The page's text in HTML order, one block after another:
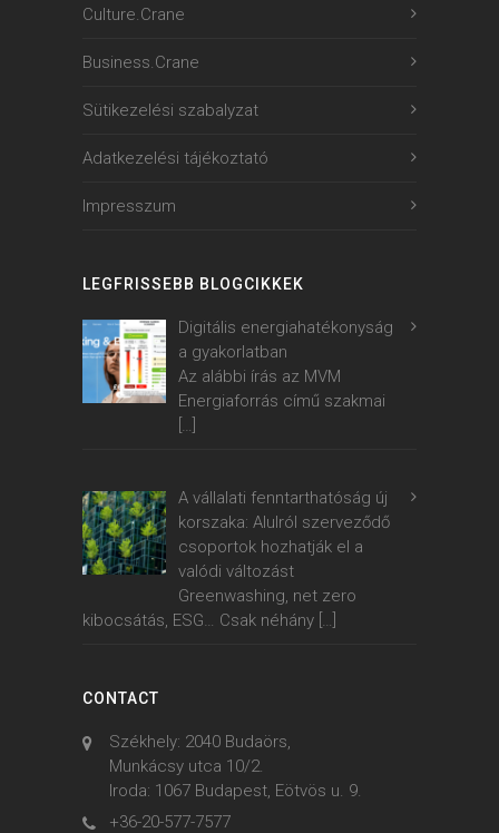
Culture.Crane
Business.Crane
Sütikezelési szabalyzat
Adatkezelési tájékoztató
Impresszum
LEGFRISSEBB BLOGCIKKEK
Digitális energiahatékonyság
a gyakorlatban
Az alábbi írás az MVM
Energiaforrás című szakmai
A vállalati fenntarthatóság új
korszaka: Alulról szerveződő
csoportok hozhatják el a
valódi változást
Greenwashing, net zero
kibocsátás, ESG… Csak néhány […]
CONTACT
Székhely: 2040 Budaörs,
Munkácsy utca 10/2.
Iroda: 1067 Budapest, Eötvös u. 9.
+36-20-577-7577